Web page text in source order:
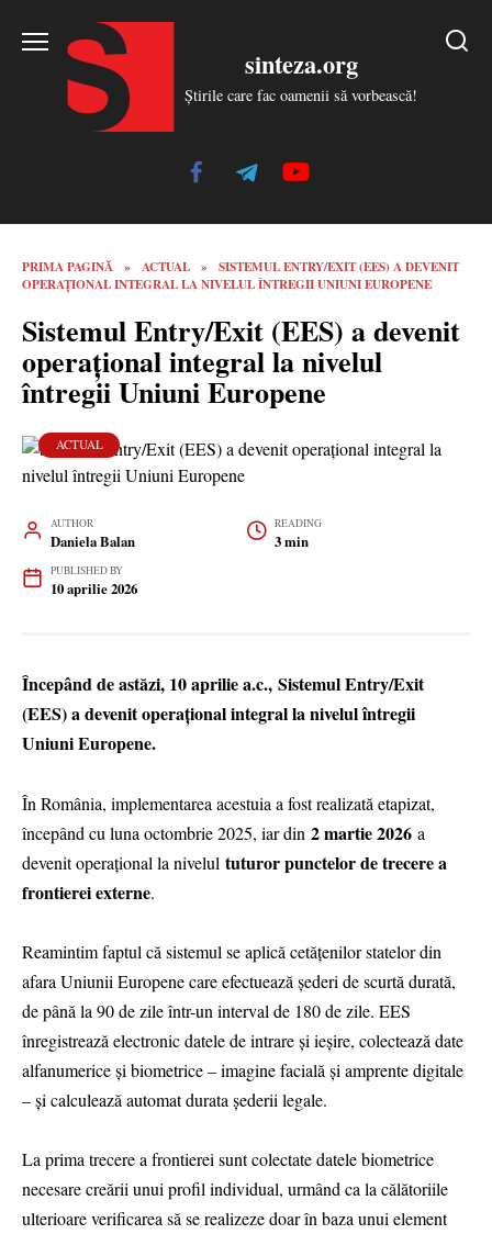
sinteza.org
Știrile care fac oamenii să vorbească!
PRIMA PAGINĂ » ACTUAL »
SISTEMUL ENTRY/EXIT (EES) A DEVENIT
OPERAȚIONAL INTEGRAL LA NIVELUL ÎNTREGII UNIUNI EUROPENE
Sistemul Entry/Exit (EES) a devenit
operațional integral la nivelul
întregii Uniuni Europene
ACTUAL
AUTHOR
Daniela Balan
READING
3 min
PUBLISHED BY
10 aprilie 2026
Începând de astăzi, 10 aprilie a.c., Sistemul Entry/Exit
(EES) a devenit operațional integral la nivelul întregii
Uniuni Europene.
În România, implementarea acestuia a fost realizată etapizat,
începând cu luna octombrie 2025, iar din 2 martie 2026 a
devenit operațional la nivelul tuturor punctelor de trecere a
frontierei externe.
Reamintim faptul că sistemul se aplică cetățenilor statelor din
afara Uniunii Europene care efectuează șederi de scurtă durată,
de până la 90 de zile într-un interval de 180 de zile. EES
înregistrează electronic datele de intrare și ieșire, colectează date
alfanumerice și biometrice – imagine facială și amprente digitale
– și calculează automat durata șederii legale.
La prima trecere a frontierei sunt colectate datele biometrice
necesare creării unui profil individual, urmând ca la călătoriile
ulterioare verificarea să se realizeze doar în baza unui element